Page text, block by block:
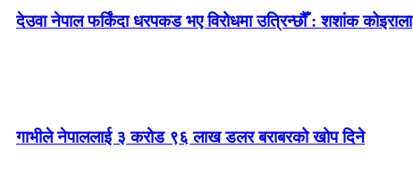
देउवा नेपाल फर्किंदा धरपकड भए विरोधमा उत्रिन्छौँ : शशांक कोइराला
गाभीले नेपाललाई ३ करोड ९६ लाख डलर बराबरको खोप दिने